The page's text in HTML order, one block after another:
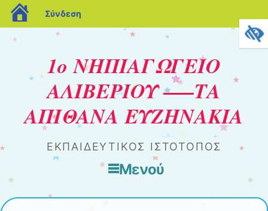
blogs.sch.gr
Σύνδεση
1ο ΝΗΠΙΑΓΩΓΕΙΟ
ΑΛΙΒΕΡΙΟΥ —–ΤΑ
ΑΠΙΘΑΝΑ ΕΥΖΗΝΑΚΙΑ
ΕΚΠΑΙΔΕΥΤΙΚΟΣ ΙΣΤΟΤΟΠΟΣ
Μενού